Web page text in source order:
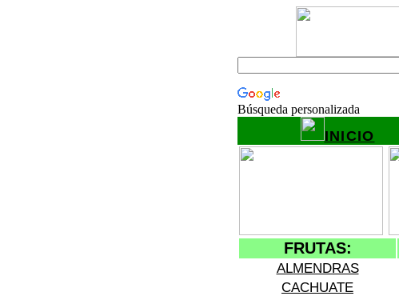
Búsqueda personalizada
INICIO
FRUTAS:
ALMENDRAS
CACHUATE